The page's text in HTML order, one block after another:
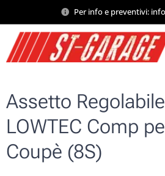
Per info e preventivi:
Assetto
LOWTEC Comp
Coupè (8S)